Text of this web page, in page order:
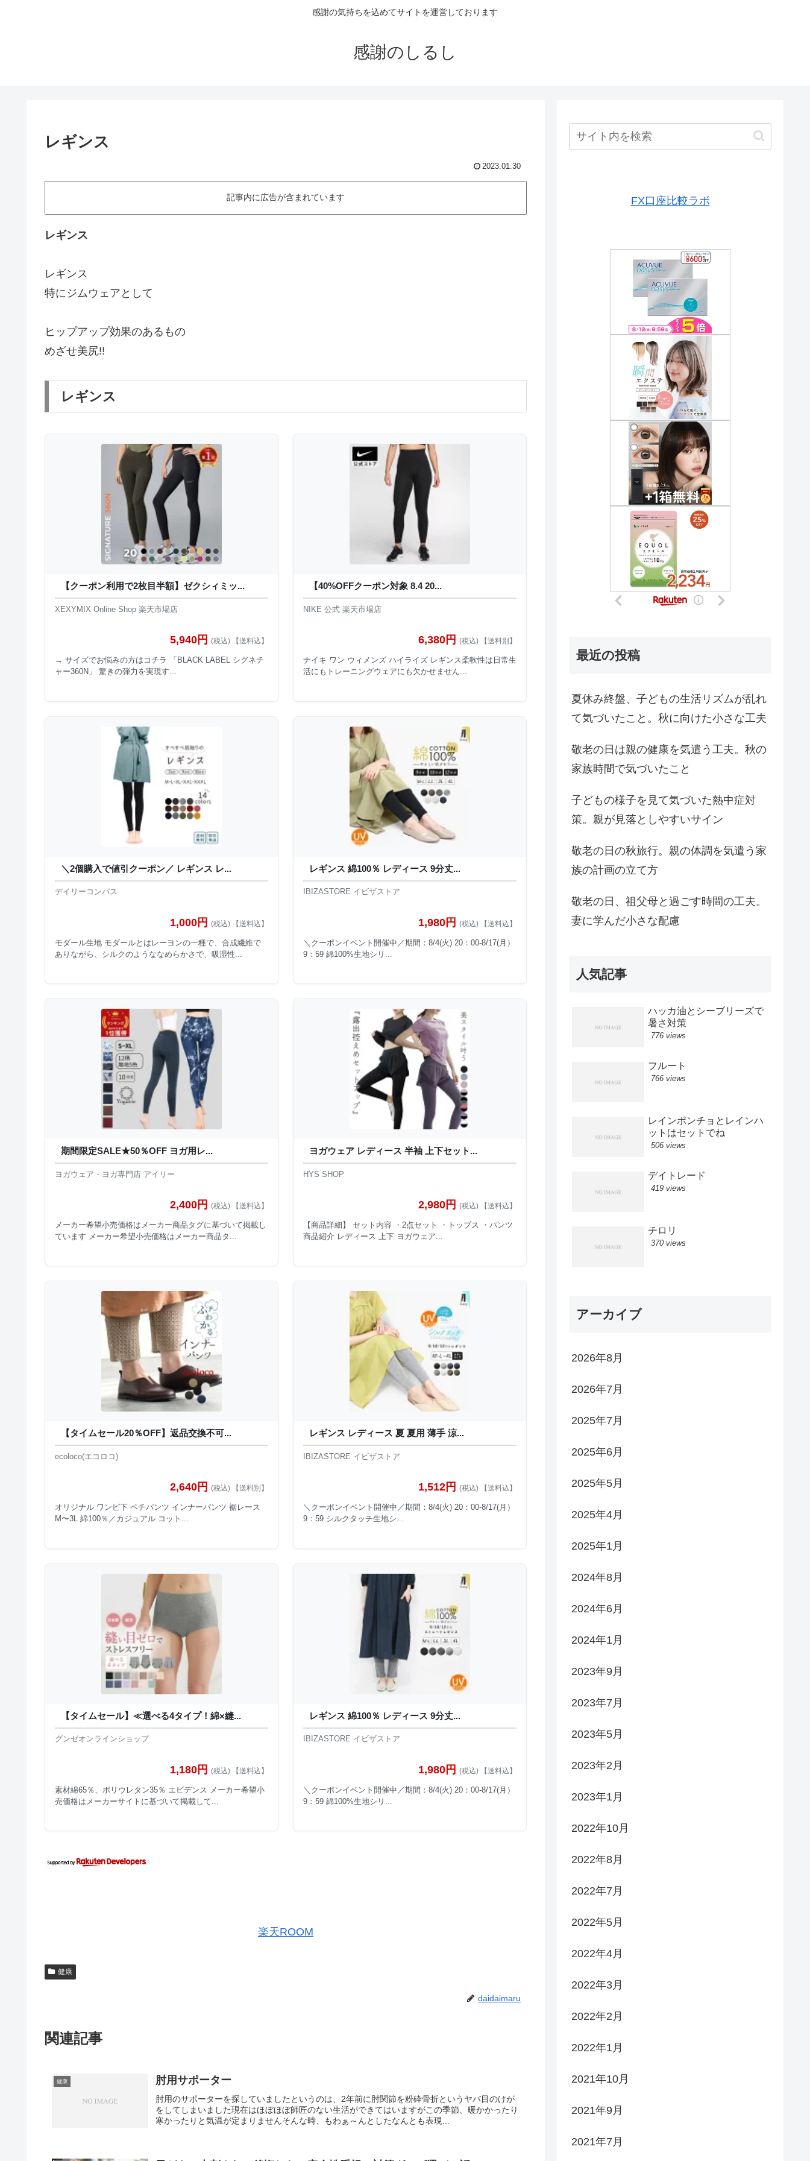
感謝の気持ちを込めてサイトを運営しております
感謝のしるし
レギンス
2023.01.30
記事内に広告が含まれています
レギンス
レギンス
特にジムウェアとして
ヒップアップ効果のあるもの
めざせ美尻!!
レギンス
【クーポン利用で2枚目半額】ゼクシィミッ...
XEXYMIX Online Shop 楽天市場店
5,940円 (税込) 【送料込】
→ サイズでお悩みの方はコチラ 「BLACK LABEL シグネチ
ャー360N」 驚きの弾力を実現す...
【40%OFFクーポン対象 8.4 20...
NIKE 公式 楽天市場店
6,380円 (税込) 【送料別】
ナイキ ワン ウィメンズ ハイライズ レギンス柔軟性は日常生
活にもトレーニングウェアにも欠かせません...
＼2個購入で値引クーポン／ レギンス レ...
デイリーコンパス
1,000円 (税込) 【送料込】
モダール生地 モダールとはレーヨンの一種で、合成繊維で
ありながら、シルクのようななめらかさで、吸湿性...
レギンス 綿100％ レディース 9分丈...
IBIZASTORE イビザストア
1,980円 (税込) 【送料込】
＼クーポンイベント開催中／期間：8/4(火) 20：00-8/17(月）
9：59 綿100%生地シリ...
期間限定SALE★50％OFF ヨガ用レ...
ヨガウェア・ヨガ専門店 アイリー
2,400円 (税込) 【送料込】
メーカー希望小売価格はメーカー商品タグに基づいて掲載し
ています メーカー希望小売価格はメーカー商品タ...
ヨガウェア レディース 半袖 上下セット...
HYS SHOP
2,980円 (税込) 【送料込】
【商品詳細】 セット内容 ・2点セット ・トップス ・パンツ
商品紹介 レディース 上下 ヨガウェア...
【タイムセール20％OFF】返品交換不可...
ecoloco(エコロコ)
2,640円 (税込) 【送料別】
オリジナル ワンピ下 ペチパンツ インナーパンツ 裾レース
M〜3L 綿100％／カジュアル コット...
レギンス レディース 夏 夏用 薄手 涼...
IBIZASTORE イビザストア
1,512円 (税込) 【送料込】
＼クーポンイベント開催中／期間：8/4(火) 20：00-8/17(月）
9：59 シルクタッチ生地シ...
【タイムセール】≪選べる4タイプ！綿×縫...
グンゼオンラインショップ
1,180円 (税込) 【送料込】
素材綿65％、ポリウレタン35％ エビデンス メーカー希望小
売価格はメーカーサイトに基づいて掲載して...
レギンス 綿100％ レディース 9分丈...
IBIZASTORE イビザストア
1,980円 (税込) 【送料込】
＼クーポンイベント開催中／期間：8/4(火) 20：00-8/17(月）
9：59 綿100%生地シリ...
楽天ROOM
健康
daidaimaru
関連記事
健康 肘用サポーター
肘用のサポーターを探していましたというのは、2年前に肘関節を粉砕骨折というヤバ目のけが
をしてしまいました現在はほぼほぼ師匠のない生活ができてはいますがこの季節、暖かかったり
寒かったりと気温が定まりませんそんな時、もわぁ～んとしたなんとも表現...
FX口座比較ラボ
最近の投稿
夏休み終盤、子どもの生活リズムが乱れ
て気づいたこと。秋に向けた小さな工夫
敬老の日は親の健康を気遣う工夫。秋の
家族時間で気づいたこと
子どもの様子を見て気づいた熱中症対
策。親が見落としやすいサイン
敬老の日の秋旅行。親の体調を気遣う家
族の計画の立て方
敬老の日、祖父母と過ごす時間の工夫。
妻に学んだ小さな配慮
人気記事
ハッカ油とシーブリーズで
暑さ対策
776 views
フルート
766 views
レインポンチョとレインハ
ットはセットでね
506 views
デイトレード
419 views
チロリ
370 views
アーカイブ
2026年8月
2026年7月
2025年7月
2025年6月
2025年5月
2025年4月
2025年1月
2024年8月
2024年6月
2024年1月
2023年9月
2023年7月
2023年5月
2023年2月
2023年1月
2022年10月
2022年8月
2022年7月
2022年5月
2022年4月
2022年3月
2022年2月
2022年1月
2021年10月
2021年9月
2021年7月